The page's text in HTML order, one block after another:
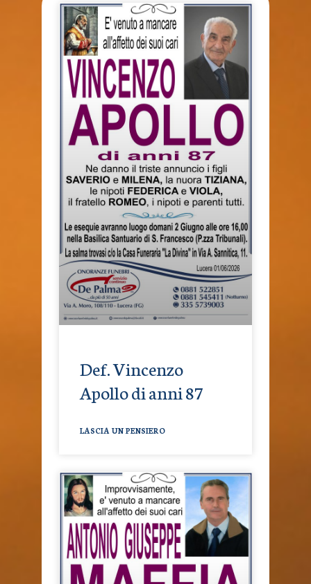
Def. Vincenzo
Apollo di anni 87
LASCIA UN PENSIERO